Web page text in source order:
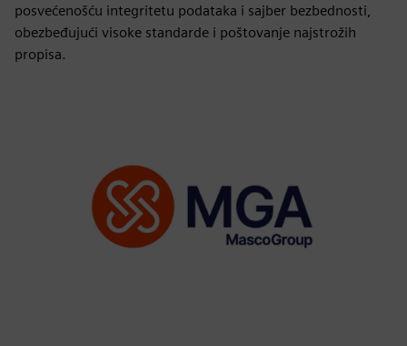
posvećenošću integritetu podataka i sajber bezbednosti,
obezbeđujući visoke standarde i poštovanje najstrožih
propisa.